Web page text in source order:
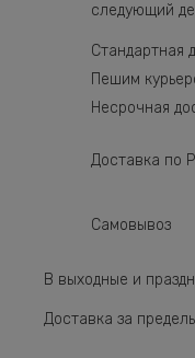
следующий
Стандартная
Пешим
Несрочная
Доставка по
Самовывоз
В выходные и
Доставка за